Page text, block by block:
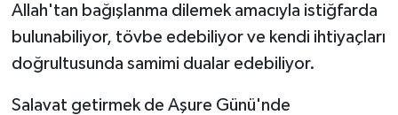
Allah'tan bağışlanma dilemek amacıyla istiğfarda
bulunabiliyor, tövbe edebiliyor ve kendi ihtiyaçları
doğrultusunda samimi dualar edebiliyor.
Salavat getirmek de Aşure Günü'nde